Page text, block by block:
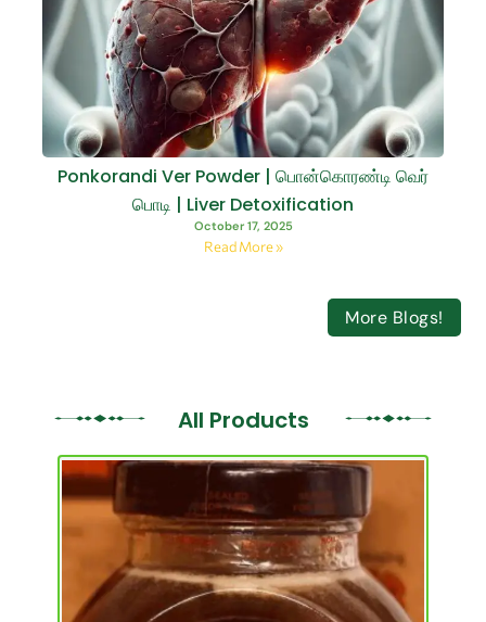
Ponkorandi Ver Powder | பொன்கொரண்டி வெர்
பொடி | Liver Detoxification
October 17, 2025
Read More »
More Blogs!
All Products